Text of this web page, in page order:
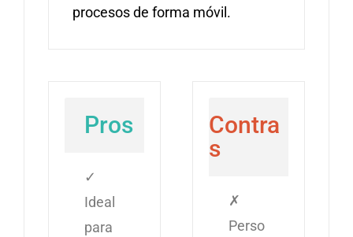
procesos de forma móvil.
Pros
✓
Ideal
para
Contra
s
✗
Perso